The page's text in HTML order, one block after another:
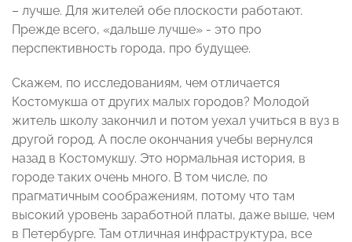
– лучше. Для жителей обе плоскости работают.
Прежде всего, «дальше лучше» - это про
перспективность города, про будущее.
Скажем, по исследованиям, чем отличается
Костомукша от других малых городов? Молодой
житель школу закончил и потом уехал учиться в вуз в
другой город. А после окончания учебы вернулся
назад в Костомукшу. Это нормальная история, в
городе таких очень много. В том числе, по
прагматичным соображениям, потому что там
высокий уровень заработной платы, даже выше, чем
в Петербурге. Там отличная инфраструктура, все